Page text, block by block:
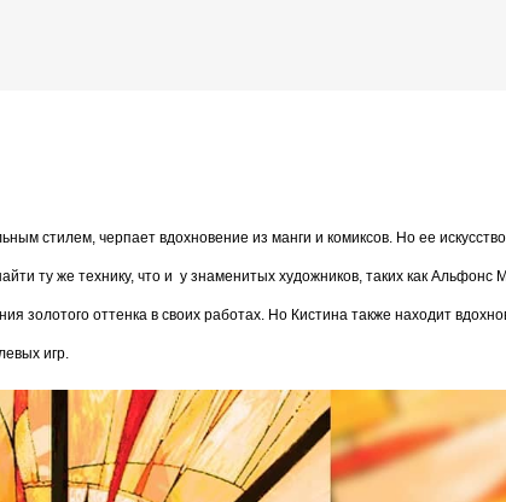
Келвина Николса (Calvin Nicholls)
стилем, черпает вдохновение из манги и комиксов. Но ее
ту же технику, что и у знаменитых художников, таких как Альфонс
золотого оттенка в своих работах. Но Кистина также находит
игр.